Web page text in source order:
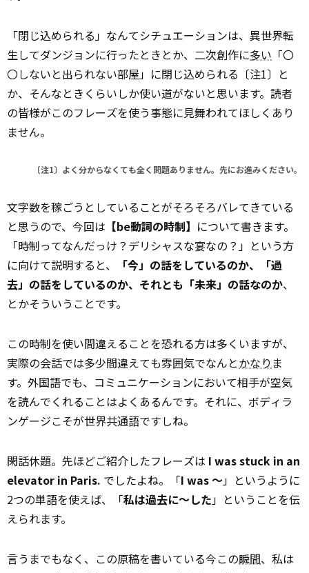
「閉じ込められる」なんてシチュエーションは、異世界転
生してダンジョンに行ったときとか、二次創作に多い 「〇
〇しないと出られない部屋」に閉じ込められる〔注1〕と
か、そんなときくらいしか使い道がないと思います。読者
の皆様がこのフレーズを使う事態に見舞われてほしくあり
ません。
〔注1〕よく分からなくても全く問題ありません。先にお進みください。
文字数を稼ごうとしていることがそろそろバレてきている
と思うので、今回は 【be動詞の時制】 について書きます。
「時制ってなんだっけ？デリシャスな宴なの？」という方
に向けて説明すると、
「今」の話をしているのか、「過
去」の話をしているのか、それとも「未来」の話なのか、
とかそういうことです。
この時制を使い間違えることを恐れる方は多くいますが、
実際の会話では多少間違えても雰囲気でなんとかなり ま
す。外国語でも、コミュニケーションにおいて相手が空気
を読んでくれることはよくあるんです。それに、ボディラ
ンゲージこそが世界共通語ですしね。
閑話休題。先ほどご紹介したフレーズは I was stuck in an
elevator in Paris. でしたよね。「I was ～」というように
2つの単語を使えば、「私は過去に〜した」ということを伝
えられます。
言うまでもなく、この原稿を書いている今この瞬間、私は